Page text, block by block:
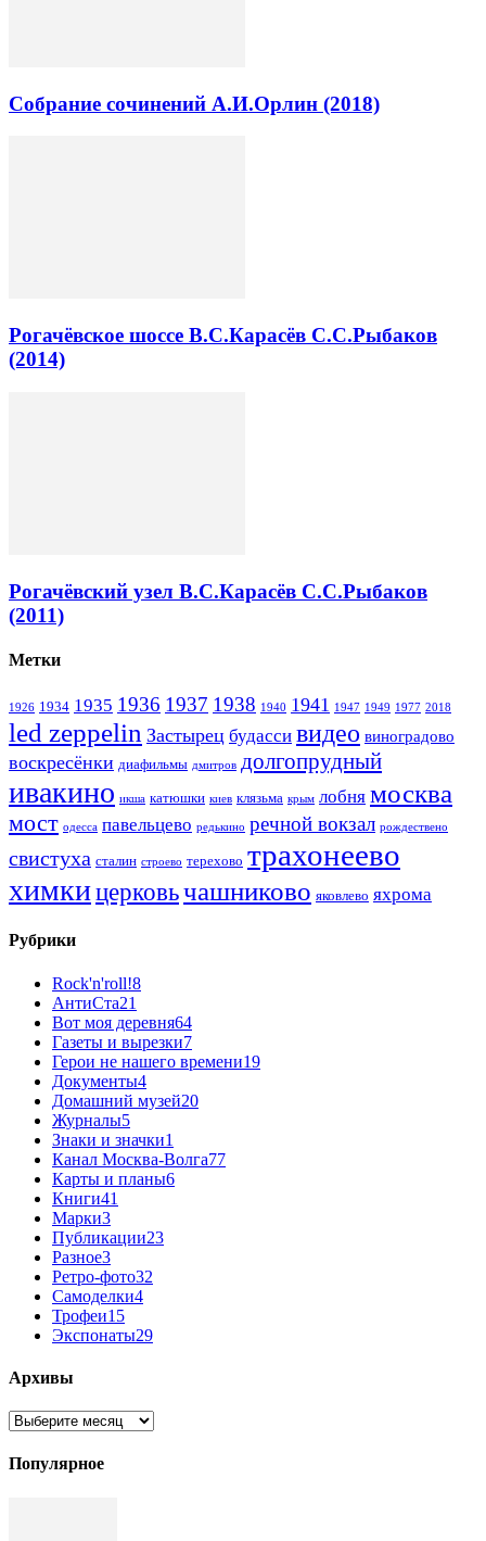
Собрание сочинений А.И.Орлин (2018)
Рогачёвское шоссе В.С.Карасёв С.С.Рыбаков
(2014)
Рогачёвский узел В.С.Карасёв С.С.Рыбаков
(2011)
Метки
1926 1934 1935 1936 1937 1938 1940 1941 1947 1949 1977 2018
led zeppelin Застырец будасси видео виноградово
воскресёнки диафильмы дмитров долгопрудный
ивакино икша катюшки киев клязьма крым лобня москва
мост одесса павельцево редькино речной вокзал рождествено
свистуха сталин строево терехово трахонеево
химкицерковьчашниково яковлево яхрома
Рубрики
Rock'n'roll!8
АнтиСта21
Вот моя деревня64
Газеты и вырезки7
Герои не нашего времени19
Документы4
Домашний музей20
Журналы5
Знаки и значки1
Канал Москва-Волга77
Карты и планы6
Книги41
Марки3
Публикации23
Разное3
Ретро-фото32
Самоделки4
Трофеи15
Экспонаты29
Архивы
Архивы
Популярное